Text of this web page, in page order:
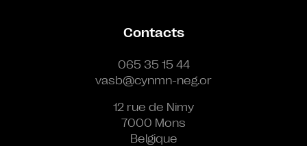
Contacts
065 35 15 44
vasb@cynmn-neg.or
12 rue de Nimy
7000 Mons
Belgique